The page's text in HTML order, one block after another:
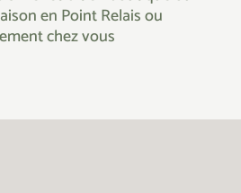
en Point Relais ou
chez vous